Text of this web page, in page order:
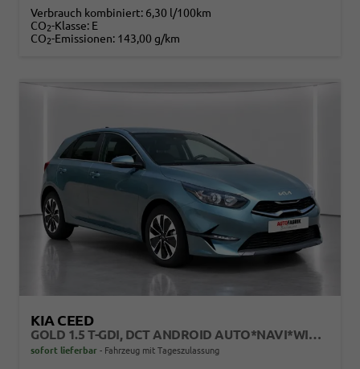
Verbrauch kombiniert: 6,30 l/100km
CO2-Klasse: E
CO2-Emissionen: 143,00 g/km
KIA CEED
GOLD 1.5 T-GDI, DCT ANDROID AUTO*NAVI*WINTERPAK*KLIMAAUTO*16"*KAMERA*PRIVACYGLAS*
sofort lieferbar Fahrzeug mit Tageszulassung